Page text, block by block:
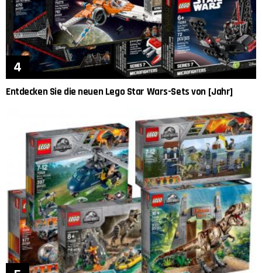
Entdecken Sie die neuen Lego Star Wars-Sets von [Jahr]